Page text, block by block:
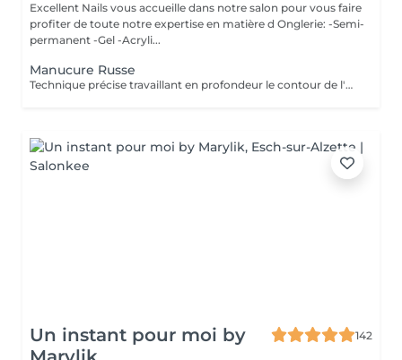
Excellent Nails vous accueille dans notre salon pour vous faire
profiter de toute notre expertise en matière d Onglerie: -Semi-
permanent -Gel -Acryli...
Manucure Russe
Technique précise travaillant en profondeur le contour de l'ongle et les cuticules, pour une finition nette, durable et parfaitement soignée. Idéal avant la pose de vernis ou gel/acrylique.
Un instant pour moi by
142